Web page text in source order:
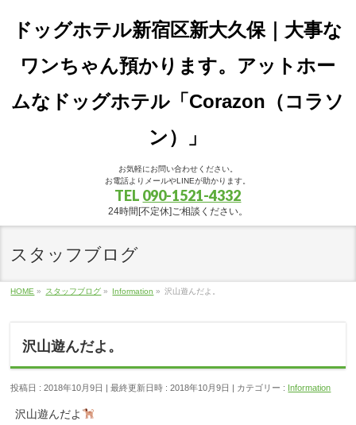
ドッグホテル新宿区新大久保｜大事な
ワンちゃん預かります。アットホー
ムなドッグホテル「Corazon（コラソ
ン）」
お気軽にお問い合わせください。
お電話よりメールやLINEが助かります。
TEL 090-1521-4332
24時間[不定休]ご相談ください。
スタッフブログ
HOME » スタッフブログ » Information » 沢山遊んだよ。
沢山遊んだよ。
投稿日 : 2018年10月9日 最終更新日時 : 2018年10月9日 カテゴリー : Information
沢山遊んだよ